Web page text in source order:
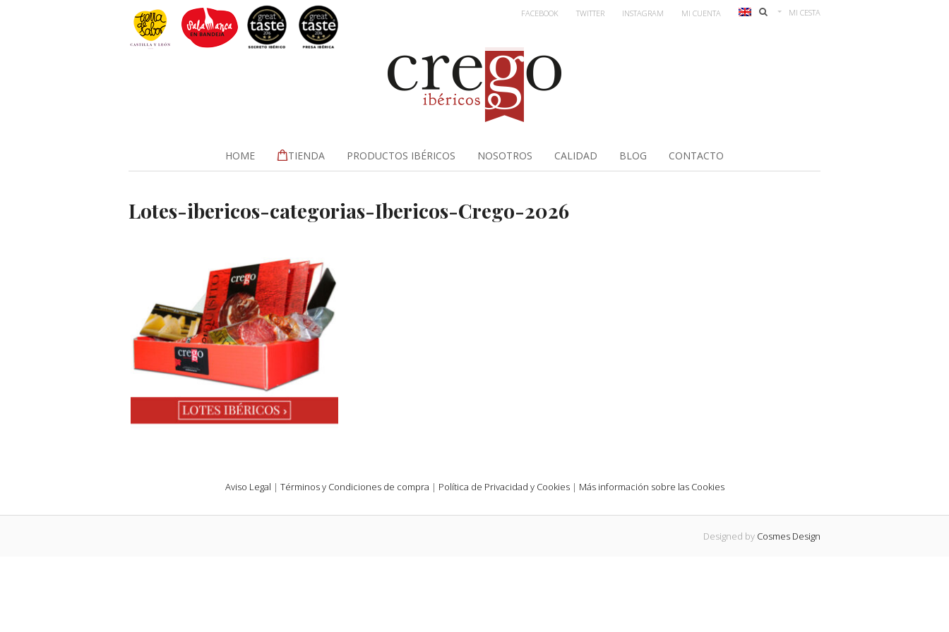
MI CESTA
FACEBOOK TWITTER INSTAGRAM MI CUENTA
HOME TIENDA PRODUCTOS IBÉRICOS NOSOTROS CALIDAD BLOG CONTACTO
Lotes-ibericos-categorias-Ibericos-Crego-2026
Aviso Legal | Términos y Condiciones de compra | Política de Privacidad y Cookies| Más información sobre las Cookies
Designed by Cosmes Design